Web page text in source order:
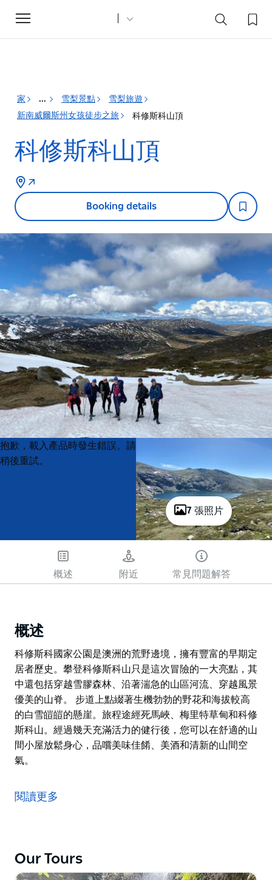
Toggle
navigation
家 ... 雪梨景點
雪梨旅遊
新南威爾斯州女孩徒步之旅
科修斯科山頂
科修斯科山頂
Booking details
7 張照片
Product
List
Product
List
抱歉，載入產品時發生錯誤。請
稍後重試。
概述 附近 常見問題解答
概述
科修斯科國家公園是澳洲的荒野邊境，擁有豐富的早期定
居者歷史。攀登科修斯科山只是這次冒險的一大亮點，其
中還包括穿越雪膠森林、沿著湍急的山區河流、穿越風景
優美的山脊。 步道上點綴著生機勃勃的野花和海拔較高
的白雪皚皚的懸崖。旅程途經死馬峽、梅里特草甸和科修
斯科山。經過幾天充滿活力的健行後，您可以在舒適的山
間小屋放鬆身心，品嚐美味佳餚、美酒和清新的山間空
氣。
居者歷史。攀登科修斯科山只是這次冒險的一大亮點，其
中還包括穿越雪膠森林、沿著湍急的山區河流、穿越風景
崖。旅程途經死馬峽、梅里特草甸和科修斯科山。經過幾
天充滿活力的健行後，您可以在舒適的山間小屋放鬆身
閱讀更多
Our Tours